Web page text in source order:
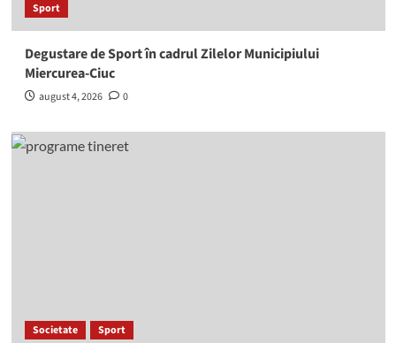
Sport
Degustare de Sport în cadrul Zilelor Municipiului
Miercurea-Ciuc
august 4, 2026 0
Societate Sport